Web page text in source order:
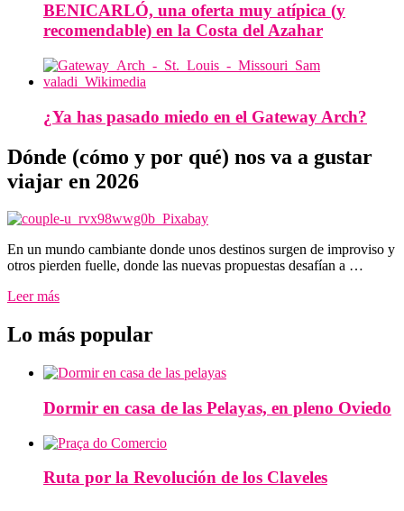
BENICARLÓ, una oferta muy atípica (y
recomendable) en la Costa del Azahar
¿Ya has pasado miedo en el Gateway Arch?
Dónde (cómo y por qué) nos va a gustar
viajar en 2026
En un mundo cambiante donde unos destinos surgen de improviso y
otros pierden fuelle, donde las nuevas propuestas desafían a …
Leer más
Lo más popular
Dormir en casa de las Pelayas, en pleno Oviedo
Ruta por la Revolución de los Claveles